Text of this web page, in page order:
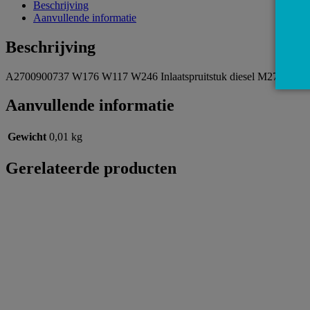
Beschrijving
Aanvullende informatie
Beschrijving
A2700900737 W176 W117 W246 Inlaatspruitstuk diesel M270 motor
Aanvullende informatie
Gewicht 0,01 kg
Gerelateerde producten